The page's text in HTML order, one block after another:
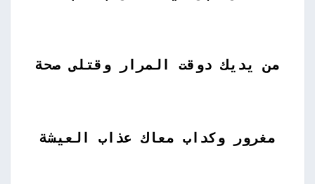
من يديك دوقت المرار وقتلى صحة
مغرور وكداب معاك عذاب العيشة